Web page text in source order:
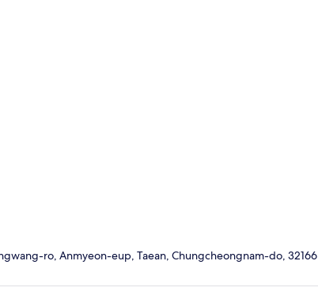
ro, Anmyeon-eup, Taean, Chungcheongnam-do, 32166